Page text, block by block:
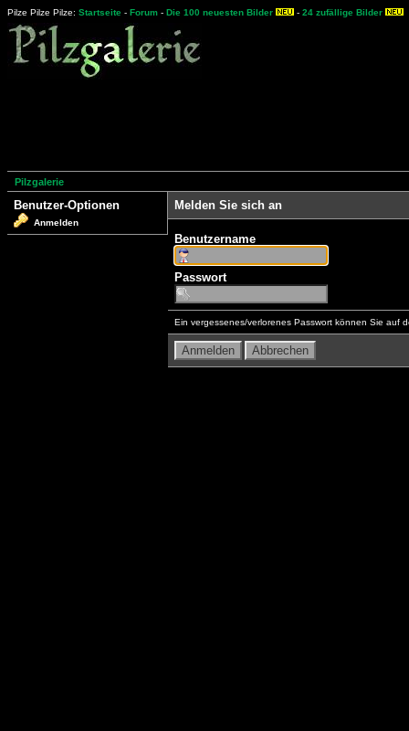
Pilze Pilze Pilze: Startseite - Forum - Die 100 neuesten Bilder - 24 zufällige Bilder
Pilzgalerie
Benutzer-Optionen
Anmelden
Melden Sie sich an
Benutzername
Passwort
Ein vergessenes/verlorenes Passwort können Sie auf